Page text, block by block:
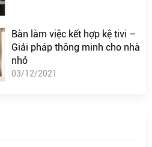
Bàn làm việc kết hợp kệ tivi –
Giải pháp thông minh cho nhà
nhỏ
03/12/2021